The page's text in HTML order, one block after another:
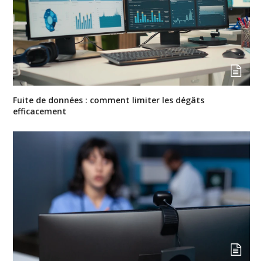
Fuite de données : comment limiter les dégâts
efficacement